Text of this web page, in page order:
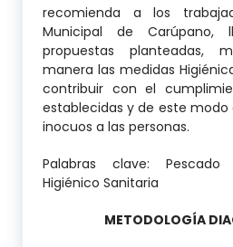
recomienda a los
Municipal de
propuestas planteadas,
manera las medidas
contribuir con el
establecidas y de este
inocuos a las personas.
Palabras clave: Pescado
Higiénico Sanitaria
METODOLOGÍA